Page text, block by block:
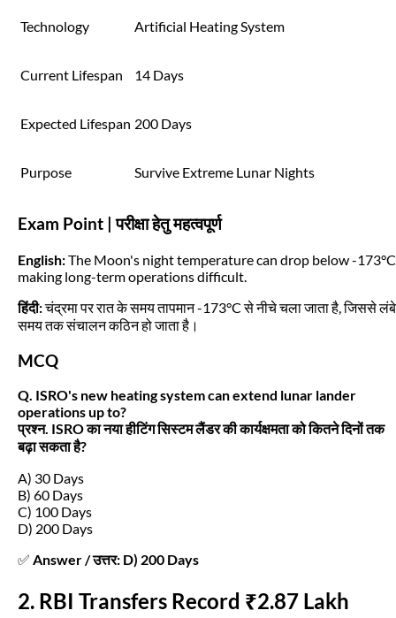
Technology Artificial Heating System
Current Lifespan 14 Days
Expected Lifespan 200 Days
Purpose Survive Extreme Lunar Nights
Exam Point | परीक्षा हेतु महत्वपूर्ण
English:The Moon's night temperature can drop below -
making long-term operations difficult.
हिंदी:चंद्रमा पर रात के समय तापमान -173°C से नीचे चला जाता है, जिससे लंबे
समय तक संचालन कठिन हो जाता है।
MCQ
Q. ISRO's new heating system can extend lunar lander
operations up to?
प्रश्न. ISRO का नया हीटिंग सिस्टम लैंडर की कार्यक्षमता को कितने दिनों तक
बढ़ा सकता है?
A) 30 Days
B) 60 Days
C) 100 Days
D) 200 Days
✅ Answer / उत्तर: D) 200 Days
2. RBI Transfers Record ₹2.87 Lakh